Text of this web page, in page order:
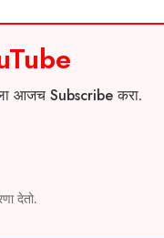
आजच Subscribe करा.
देतो.